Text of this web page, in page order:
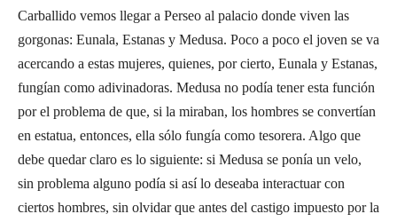
Carballido vemos llegar a Perseo al palacio donde viven las
gorgonas: Eunala, Estanas y Medusa. Poco a poco el joven se va
acercando a estas mujeres, quienes, por cierto, Eunala y Estanas,
fungían como adivinadoras. Medusa no podía tener esta función
por el problema de que, si la miraban, los hombres se convertían
en estatua, entonces, ella sólo fungía como tesorera. Algo que
debe quedar claro es lo siguiente: si Medusa se ponía un velo,
sin problema alguno podía si así lo deseaba interactuar con
ciertos hombres, sin olvidar que antes del castigo impuesto por la